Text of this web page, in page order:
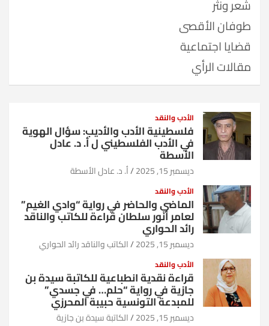
شعر ونثر
طوفان الأقصى
قضايا اجتماعية
مقالات الرأي
الأدب والنقد
فلسطينية الأدب والأديب: سؤال الهوية
في الأدب الفلسطيني ل أ. د. عادل
الأسطة
ديسمبر 15, 2025 أ. د. عادل الأسطة
الأدب والنقد
الماضي والحاضر في رواية “وادي الغيم”
لعامر أنور سلطان قراءة للكاتب والناقد
رائد الحواري
ديسمبر 15, 2025 الكاتب والناقد رائد الحواري
الأدب والنقد
قراءة نقدية انطباعية للكاتبة سيدة بن
جازية في رواية “حلم… في جسدي”
للمبدعة التونسية حبيبة المحرزي
ديسمبر 15, 2025 الكاتبة سيدة بن جازية